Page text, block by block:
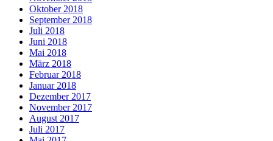
Oktober 2018
September 2018
Juli 2018
Juni 2018
Mai 2018
März 2018
Februar 2018
Januar 2018
Dezember 2017
November 2017
August 2017
Juli 2017